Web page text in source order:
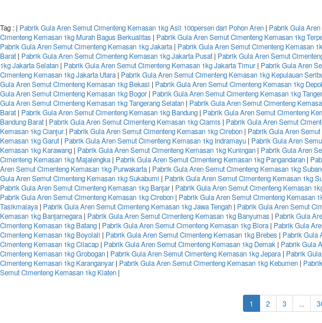
Tag : | Pabrik Gula Aren Semut Cimenteng Kemasan 1kg Asli 100persen dari Pohon Aren | Pabrik Gula
Cimenteng Kemasan 1kg Murah Bagus Berkualitas | Pabrik Gula Aren Semut Cimenteng Kemasan 1kg
Pabrik Gula Aren Semut Cimenteng Kemasan 1kg Jakarta | Pabrik Gula Aren Semut Cimenteng Kemasan
Barat | Pabrik Gula Aren Semut Cimenteng Kemasan 1kg Jakarta Pusat | Pabrik Gula Aren Semut
1kg Jakarta Selatan | Pabrik Gula Aren Semut Cimenteng Kemasan 1kg Jakarta Timur | Pabrik Gula Aren
Cimenteng Kemasan 1kg Jakarta Utara | Pabrik Gula Aren Semut Cimenteng Kemasan 1kg Kepulauan
Gula Aren Semut Cimenteng Kemasan 1kg Bekasi | Pabrik Gula Aren Semut Cimenteng Kemasan 1kg
Gula Aren Semut Cimenteng Kemasan 1kg Bogor | Pabrik Gula Aren Semut Cimenteng Kemasan 1kg
Gula Aren Semut Cimenteng Kemasan 1kg Tangerang Selatan | Pabrik Gula Aren Semut Cimenteng
Barat | Pabrik Gula Aren Semut Cimenteng Kemasan 1kg Bandung | Pabrik Gula Aren Semut Cimenteng
Bandung Barat | Pabrik Gula Aren Semut Cimenteng Kemasan 1kg Ciamis | Pabrik Gula Aren Semut
Kemasan 1kg Cianjur | Pabrik Gula Aren Semut Cimenteng Kemasan 1kg Cirebon | Pabrik Gula Aren
Kemasan 1kg Garut | Pabrik Gula Aren Semut Cimenteng Kemasan 1kg Indramayu | Pabrik Gula Aren
Kemasan 1kg Karawang | Pabrik Gula Aren Semut Cimenteng Kemasan 1kg Kuningan | Pabrik Gula Aren
Cimenteng Kemasan 1kg Majalengka | Pabrik Gula Aren Semut Cimenteng Kemasan 1kg Pangandaran |
Aren Semut Cimenteng Kemasan 1kg Purwakarta | Pabrik Gula Aren Semut Cimenteng Kemasan 1kg
Gula Aren Semut Cimenteng Kemasan 1kg Sukabumi | Pabrik Gula Aren Semut Cimenteng Kemasan 1kg
Pabrik Gula Aren Semut Cimenteng Kemasan 1kg Banjar | Pabrik Gula Aren Semut Cimenteng Kemasan
Pabrik Gula Aren Semut Cimenteng Kemasan 1kg Cirebon | Pabrik Gula Aren Semut Cimenteng Kemasan
Tasikmalaya | Pabrik Gula Aren Semut Cimenteng Kemasan 1kg Jawa Tengah | Pabrik Gula Aren Semut
Kemasan 1kg Banjarnegara | Pabrik Gula Aren Semut Cimenteng Kemasan 1kg Banyumas | Pabrik Gula
Cimenteng Kemasan 1kg Batang | Pabrik Gula Aren Semut Cimenteng Kemasan 1kg Blora | Pabrik Gula
Cimenteng Kemasan 1kg Boyolali | Pabrik Gula Aren Semut Cimenteng Kemasan 1kg Brebes | Pabrik Gula
Cimenteng Kemasan 1kg Cilacap | Pabrik Gula Aren Semut Cimenteng Kemasan 1kg Demak | Pabrik Gula
Cimenteng Kemasan 1kg Grobogan | Pabrik Gula Aren Semut Cimenteng Kemasan 1kg Jepara | Pabrik
Cimenteng Kemasan 1kg Karanganyar | Pabrik Gula Aren Semut Cimenteng Kemasan 1kg Kebumen |
Semut Cimenteng Kemasan 1kg Klaten |
1 (current)
2 3 ...